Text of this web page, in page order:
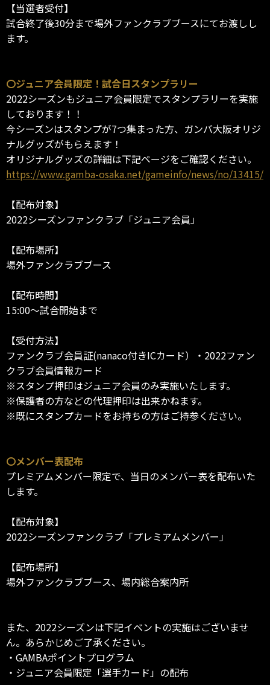
【当選者受付】
試合終了後30分まで場外ファンクラブブースにてお渡しし
ます。
〇ジュニア会員限定！試合日スタンプラリー
2022シーズンもジュニア会員限定でスタンプラリーを実施
しております！！
今シーズンはスタンプが7つ集まった方、ガンバ大阪オリジ
ナルグッズがもらえます！
オリジナルグッズの詳細は下記ページをご確認ください。
https://www.gamba-osaka.net/gameinfo/news/no/13415/
【配布対象】
2022シーズンファンクラブ「ジュニア会員」
【配布場所】
場外ファンクラブブース
【配布時間】
15:00～試合開始まで
【受付方法】
ファンクラブ会員証(nanaco付きICカード）・2022ファン
クラブ会員情報カード
※スタンプ押印はジュニア会員のみ実施いたします。
※保護者の方などの代理押印は出来かねます。
※既にスタンプカードをお持ちの方はご持参ください。
〇メンバー表配布
プレミアムメンバー限定で、当日のメンバー表を配布いた
します。
【配布対象】
2022シーズンファンクラブ「プレミアムメンバー」
【配布場所】
場外ファンクラブブース、場内総合案内所
また、2022シーズンは下記イベントの実施はございませ
ん。あらかじめご了承ください。
・GAMBAポイントプログラム
・ジュニア会員限定「選手カード」の配布